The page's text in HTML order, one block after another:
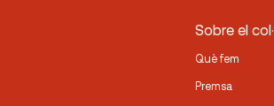
Sobre el
Què fem
Premsa